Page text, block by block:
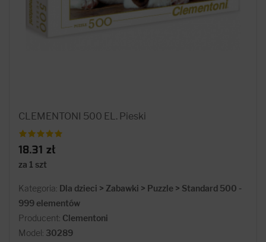
CLEMENTONI 500 EL. Pieski
18.31 zł
za 1 szt
Kategoria: Dla dzieci > Zabawki > Puzzle > Standard 500 -
999 elementów
Producent: Clementoni
Model: 30289